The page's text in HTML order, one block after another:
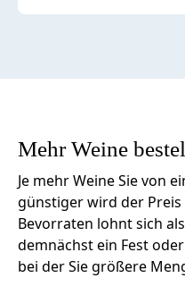
Mehr Weine
Je mehr Weine Sie von
günstiger wird der Preis
Bevorraten lohnt sich
demnächst ein Fest
bei der Sie größere